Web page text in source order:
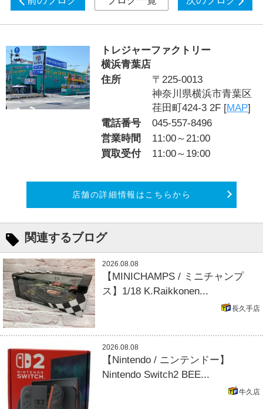
トレジャーファクトリー
横浜青葉店
住所
〒225-0013
神奈川県横浜市青葉区
荏田町424-3 2F [MAP]
電話番号
045-557-8496
営業時間
11:00～21:00
買取受付
11:00～19:00
店舗の詳細情報はこちらから
関連するブログ
2026.08.08
【MINICHAMPS / ミニチャンプ
ス】1/18 K.Raikkonen...
長久手店
2026.08.08
【Nintendo / ニンテンドー】
Nintendo Switch2 BEE...
牛久店